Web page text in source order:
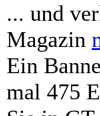
... und
Magazin
Ein
mal 475